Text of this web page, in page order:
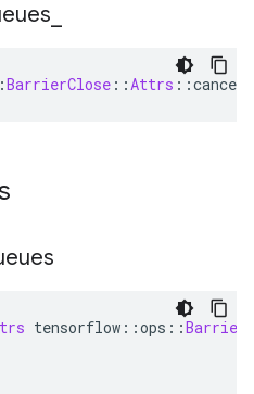
BarrierClose ::Attrs ::
tensorflow ::ops ::